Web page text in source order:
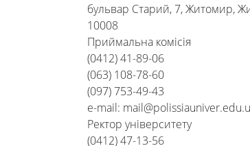
бульвар Старий, 7, Житомир,
10008
Приймальна комісія
(0412) 41-89-06
(063) 108-78-60
(097) 753-49-43
e-mail:
Ректор університету
(0412) 47-13-56